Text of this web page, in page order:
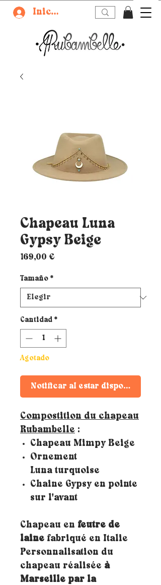
Iniciar sesión
Chapeau Luna
Gypsy Beige
169,00 €
Tamaño *
Cantidad *
Agotado
Notificar al estar disponible
Compostition du chapeau
Rubambelle :
Chapeau Mimpy Beige
Ornement
Luna turquoise
Chaine Gypsy en pointe
sur l'avant
Chapeau en feutre de
laine fabriqué en Italie
Personnalisation du
chapeau réalisée à
Marseille par la